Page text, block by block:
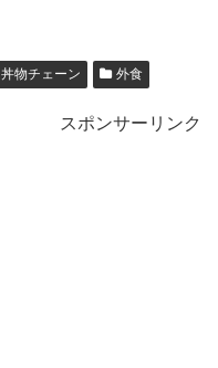
丼物チェーン 外食
スポンサーリンク